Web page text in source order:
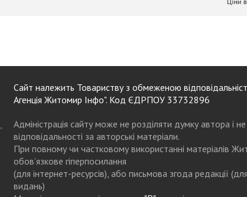
Сайт належить Товариству з обмеженою
Агенція Житомир Інфо". Код ЄДРПОУ 33732896
Адміністрація сайту може не розділяти думку автора і
відповідальності за авторські матеріали.
При повному чи частковому використанні матеріалів
обов’язкове гіперпосилання
(для інтернет-ресурсів), або письмова згода редакції
видань)